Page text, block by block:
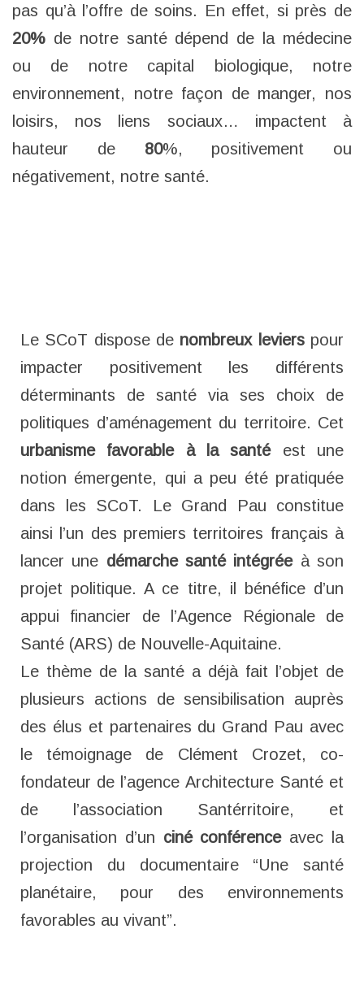
pas qu’à l’offre de soins. En effet, si près de
20% de notre santé dépend de la médecine
ou de notre capital biologique, notre
environnement, notre façon de manger, nos
loisirs, nos liens sociaux… impactent à
hauteur de 80%, positivement ou
négativement, notre santé.
Notre santé dépend du système de soins et
Le SCoT dispose de nombreux levierspour
impacter positivement les différents
déterminants de santé via ses choix de
politiques d’aménagement du territoire. Cet
urbanisme favorable à la santéest une
notion émergente, qui a peu été pratiquée
dans les SCoT. Le Grand Pau constitue
ainsi l’un des premiers territoires français à
lancer une démarche santé intégréeà son
projet politique. A ce titre, il bénéfice d’un
appui financier de l’Agence Régionale de
Santé (ARS) de Nouvelle-Aquitaine.
Le thème de la santé a déjà fait l’objet de
plusieurs actions de sensibilisation auprès
des élus et partenaires du Grand Pau avec
le témoignage de Clément Crozet, co-
fondateur de l’agence Architecture Santé et
de l’association Santérritoire, et
l’organisation d’un ciné conférenceavec la
projection du documentaire “Une santé
planétaire, pour des environnements
favorables au vivant”.